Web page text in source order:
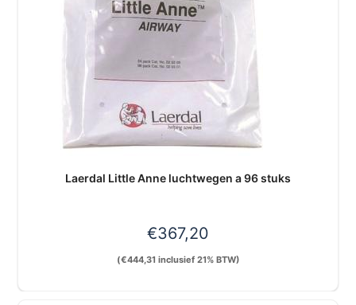
Laerdal Little Anne luchtwegen a 96 stuks
€367,20
(€444,31 inclusief 21% BTW)